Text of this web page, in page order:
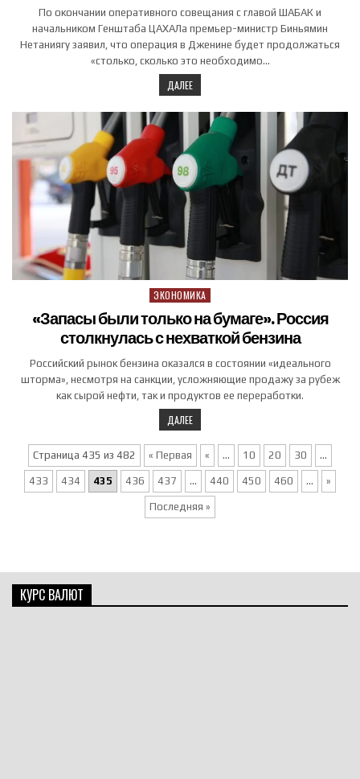
По окончании оперативного совещания с главой ШАБАК и
начальником Генштаба ЦАХАЛа премьер-министр Биньямин
Нетаниягу заявил, что операция в Дженине будет продолжаться
«столько, сколько это необходимо…
ДАЛЕЕ
Posted in
ЭКОНОМИКА
«Запасы были только на бумаге». Россия
столкнулась с нехваткой бензина
Российский рынок бензина оказался в состоянии «идеального
шторма», несмотря на санкции, усложняющие продажу за рубеж
как сырой нефти, так и продуктов ее переработки.
ДАЛЕЕ
Страница 435 из 482 « Первая « ... 10 20 30 ...
433 434 435 436 437 ... 440 450 460 ... »
Последняя »
КУРС ВАЛЮТ